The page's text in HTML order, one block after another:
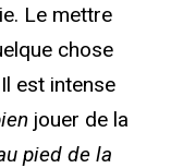
Le mettre
chose
est intense
jouer de la
pied de la